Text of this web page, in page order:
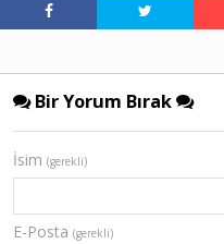
Bir Yorum Bırak
İsim (gerekli)
E-Posta (gerekli)